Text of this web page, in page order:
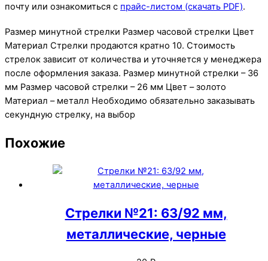
почту или ознакомиться с прайс-листом (скачать PDF).
Размер минутной стрелки Размер часовой стрелки Цвет
Материал Стрелки продаются кратно 10. Стоимость
стрелок зависит от количества и уточняется у менеджера
после оформления заказа. Размер минутной стрелки – 36
мм Размер часовой стрелки – 26 мм Цвет – золото
Материал – металл Необходимо обязательно заказывать
секундную стрелку, на выбор
Похожие
Стрелки №21: 63/92 мм,
металлические, черные